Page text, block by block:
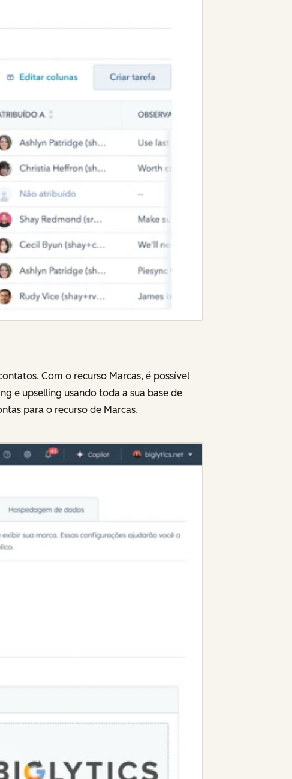
Com o recurso Marcas, é possível
e upselling usando toda a sua base de
para o recurso de Marcas.